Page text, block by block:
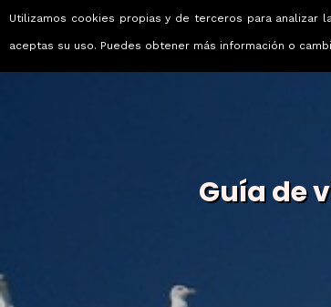
Viajes
Guía de
Utilizamos cookies propias y de terceros para analizar
aceptas su uso. Puedes obtener más información o